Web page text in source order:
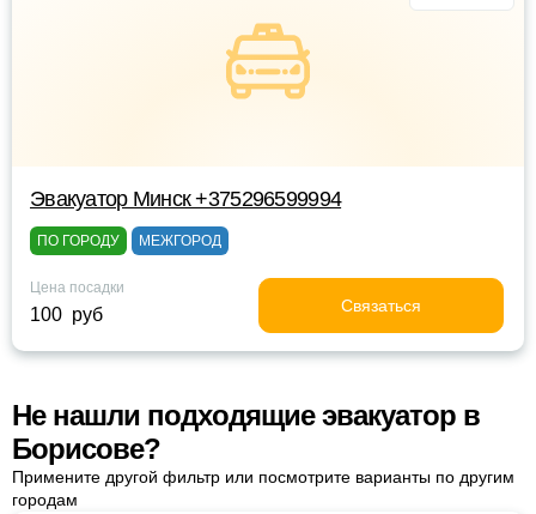
Эвакуатор Минск +375296599994
ПО ГОРОДУ МЕЖГОРОД
Цена посадки
100 руб Связаться
Не нашли подходящие эвакуатор в
Борисове?
Примените другой фильтр или посмотрите варианты по другим
городам